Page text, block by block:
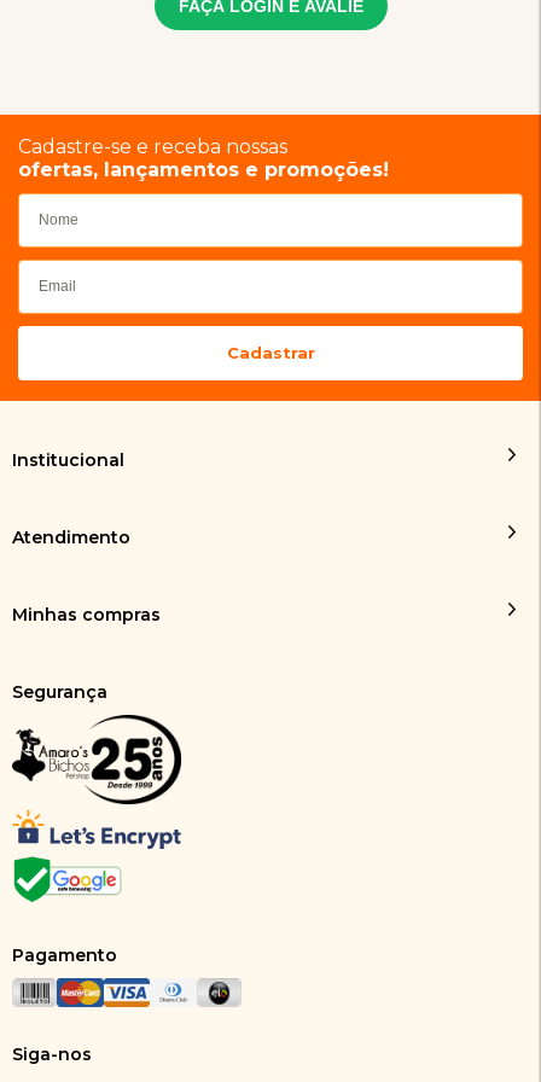
FAÇA LOGIN E AVALIE
Cadastre-se e receba nossas
ofertas, lançamentos e promoções!
Institucional
Atendimento
Minhas compras
Segurança
Pagamento
Siga-nos